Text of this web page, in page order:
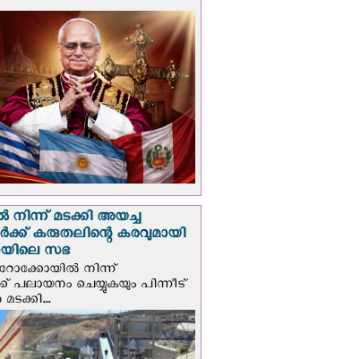
മടക്കി അയച്ച
കരുതലിന്റെ കരവുമായി
സഭ
നിന്ന്
പലായനം ചെയ്യുകയും പിന്നീട്